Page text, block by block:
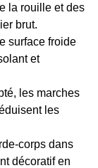
la rouille et des
brut.
surface froide
et
les marches
les
corps dans
décoratif en